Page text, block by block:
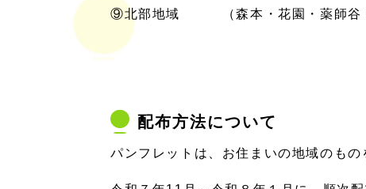
⑨北部地域 （森本・花園・薬師谷・
配布方法について
パンフレットは、お住まいの地域のもの